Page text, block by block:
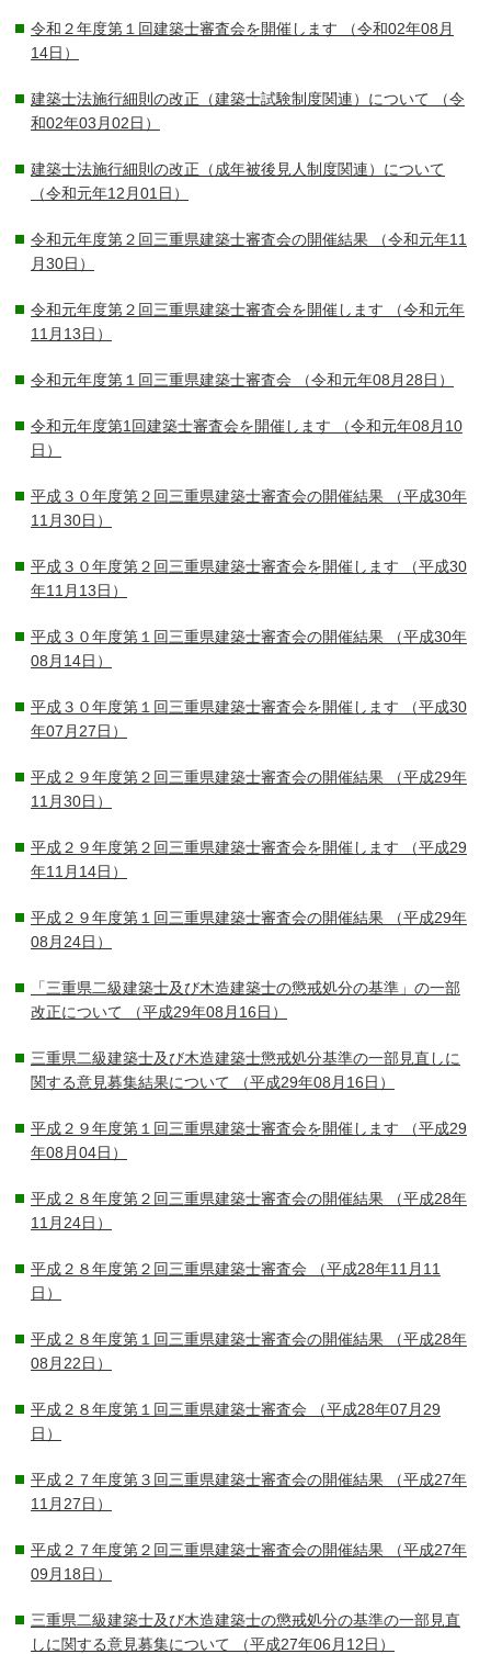
令和２年度第１回建築士審査会を開催します （令和02年08月
14日）
建築士法施行細則の改正（建築士試験制度関連）について （令
和02年03月02日）
建築士法施行細則の改正（成年被後見人制度関連）について
（令和元年12月01日）
令和元年度第２回三重県建築士審査会の開催結果 （令和元年11
月30日）
令和元年度第２回三重県建築士審査会を開催します （令和元年
11月13日）
令和元年度第１回三重県建築士審査会 （令和元年08月28日）
令和元年度第1回建築士審査会を開催します （令和元年08月10
日）
平成３０年度第２回三重県建築士審査会の開催結果 （平成30年
11月30日）
平成３０年度第２回三重県建築士審査会を開催します （平成30
年11月13日）
平成３０年度第１回三重県建築士審査会の開催結果 （平成30年
08月14日）
平成３０年度第１回三重県建築士審査会を開催します （平成30
年07月27日）
平成２９年度第２回三重県建築士審査会の開催結果 （平成29年
11月30日）
平成２９年度第２回三重県建築士審査会を開催します （平成29
年11月14日）
平成２９年度第１回三重県建築士審査会の開催結果 （平成29年
08月24日）
「三重県二級建築士及び木造建築士の懲戒処分の基準」の一部
改正について （平成29年08月16日）
三重県二級建築士及び木造建築士懲戒処分基準の一部見直しに
関する意見募集結果について （平成29年08月16日）
平成２９年度第１回三重県建築士審査会を開催します （平成29
年08月04日）
平成２８年度第２回三重県建築士審査会の開催結果 （平成28年
11月24日）
平成２８年度第２回三重県建築士審査会 （平成28年11月11
日）
平成２８年度第１回三重県建築士審査会の開催結果 （平成28年
08月22日）
平成２８年度第１回三重県建築士審査会 （平成28年07月29
日）
平成２７年度第３回三重県建築士審査会の開催結果 （平成27年
11月27日）
平成２７年度第２回三重県建築士審査会の開催結果 （平成27年
09月18日）
三重県二級建築士及び木造建築士の懲戒処分の基準の一部見直
しに関する意見募集について （平成27年06月12日）